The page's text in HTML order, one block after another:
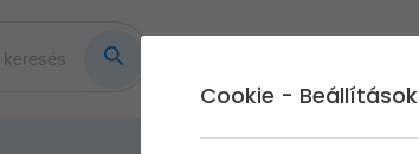
Cookie - Beállítások